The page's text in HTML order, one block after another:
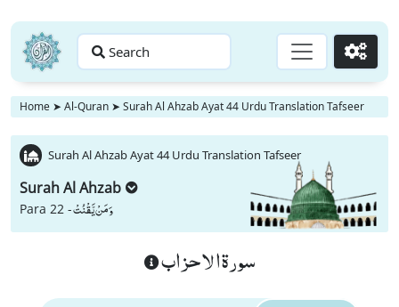
Search Go
Home ➤ Al-Quran ➤ Surah Al Ahzab Ayat 44 Urdu Translation Tafseer
Surah Al Ahzab Ayat 44 Urdu Translation Tafseer
Surah Al Ahzab
Para 22 -وَ مَنْ یَّقْنُتْ
سورة الاحزاب